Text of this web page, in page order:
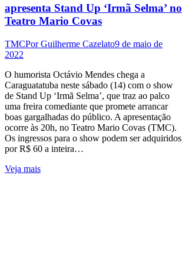
apresenta Stand Up ‘Irmã Selma’ no
Teatro Mario Covas
TMCPorGuilherme Cazelato9 de maio de
2022
O humorista Octávio Mendes chega a
Caraguatatuba neste sábado (14) com o show
de Stand Up ‘Irmã Selma’, que traz ao palco
uma freira comediante que promete arrancar
boas gargalhadas do público. A apresentação
ocorre às 20h, no Teatro Mario Covas (TMC).
Os ingressos para o show podem ser adquiridos
por R$ 60 a inteira…
Veja mais